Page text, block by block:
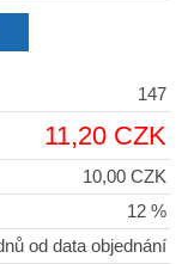
147
11,20 CZK
10,00 CZK
12 %
od data objednání